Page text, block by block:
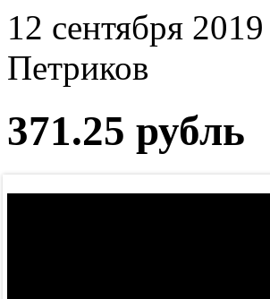
12 сентября
Петриков
371.25 рубль